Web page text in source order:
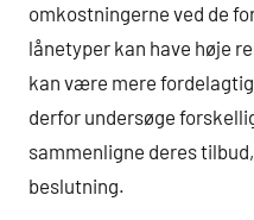
omkostningerne ved de
lånetyper kan have høje
kan være mere
derfor undersøge
sammenligne deres
beslutning.